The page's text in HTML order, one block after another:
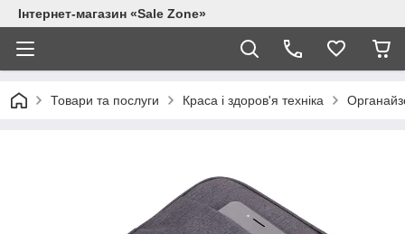
Інтернет-магазин «Sale Zone»
Товари та послуги Краса і здоров'я техніка